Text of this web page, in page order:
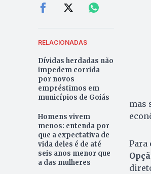
RELACIONADAS
Dívidas herdadas não
impedem corrida
por novos
empréstimos em
municípios de Goiás
Homens vivem
menos: entenda por
que a expectativa de
vida deles é de até
seis anos menor que
a das mulheres
mas
Para